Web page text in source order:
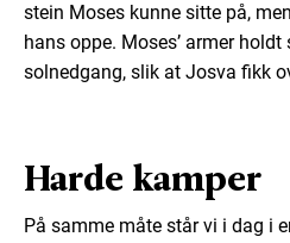
stein Moses kunne sitte på,
hans oppe. Moses’ armer
solnedgang, slik at Josva fikk
Harde kamper
På samme måte står vi i dag i